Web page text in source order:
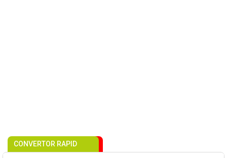
CONVERTOR RAPID